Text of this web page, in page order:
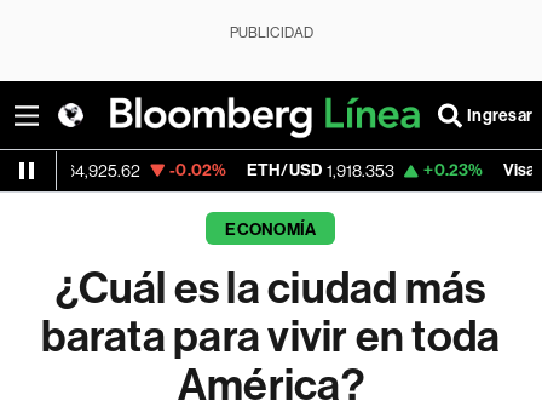
PUBLICIDAD
Ingresar
-0.02% ETH/USD 1,918.353 +0.23% Visa 362.50
ECONOMÍA
¿Cuál es la ciudad más
barata para vivir en toda
América?